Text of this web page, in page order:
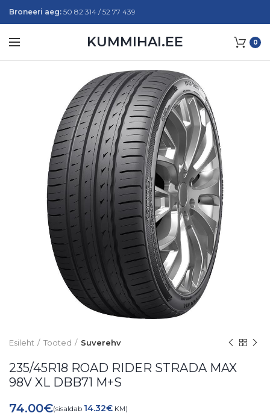
Broneeri aeg: 50 82 314 / 52 77 439
KUMMIHAI.EE 0
Esileht Tooted Suverehv
235/45R18 ROAD RIDER STRADA MAX
98V XL DBB71 M+S
74.00€(sisaldab 14.32€ KM)